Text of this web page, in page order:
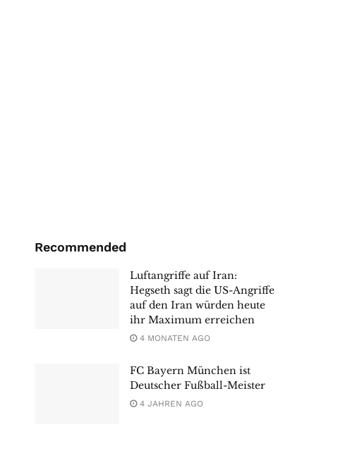
Recommended
Luftangriffe auf Iran:
Hegseth sagt die US-Angriffe
auf den Iran würden heute
ihr Maximum erreichen
4 MONATEN AGO
FC Bayern München ist
Deutscher Fußball-Meister
4 JAHREN AGO